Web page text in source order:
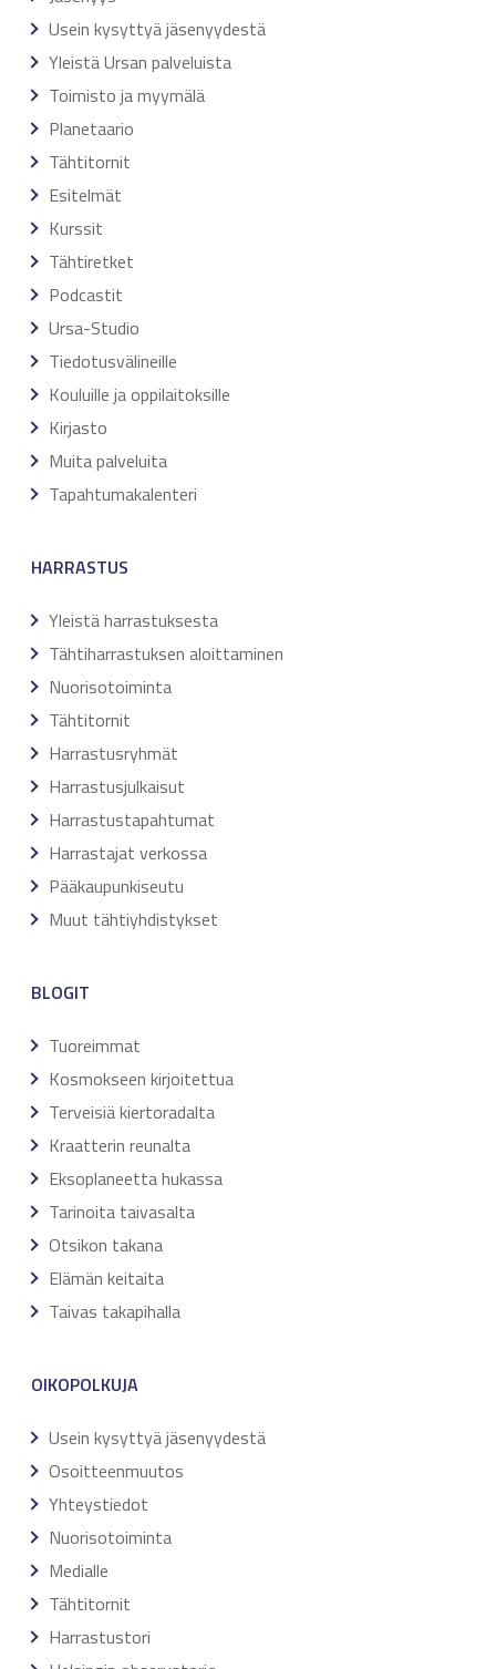
Usein kysyttyä jäsenyydestä
Yleistä Ursan palveluista
Toimisto ja myymälä
Planetaario
Tähtitornit
Esitelmät
Kurssit
Tähtiretket
Podcastit
Ursa-Studio
Tiedotusvälineille
Kouluille ja oppilaitoksille
Kirjasto
Muita palveluita
Tapahtumakalenteri
HARRASTUS
Yleistä harrastuksesta
Tähtiharrastuksen aloittaminen
Nuorisotoiminta
Tähtitornit
Harrastusryhmät
Harrastusjulkaisut
Harrastustapahtumat
Harrastajat verkossa
Pääkaupunkiseutu
Muut tähtiyhdistykset
BLOGIT
Tuoreimmat
Kosmokseen kirjoitettua
Terveisiä kiertoradalta
Kraatterin reunalta
Eksoplaneetta hukassa
Tarinoita taivasalta
Otsikon takana
Elämän keitaita
Taivas takapihalla
OIKOPOLKUJA
Usein kysyttyä jäsenyydestä
Osoitteenmuutos
Yhteystiedot
Nuorisotoiminta
Medialle
Tähtitornit
Harrastustori